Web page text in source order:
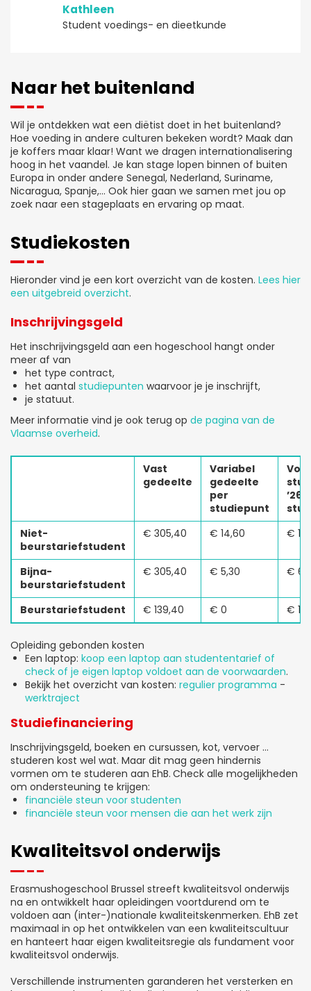
Kathleen
Student voedings- en dieetkunde
Naar het buitenland
Wil je ontdekken wat een diëtist doet in het buitenland?
Hoe voeding in andere culturen bekeken wordt? Maak dan
je koffers maar klaar! Want we dragen internationalisering
hoog in het vaandel. Je kan stage lopen binnen of buiten
Europa in onder andere Senegal, Nederland, Suriname,
Nicaragua, Spanje,... Ook hier gaan we samen met jou op
zoek naar een stageplaats en ervaring op maat.
Studiekosten
Hieronder vind je een kort overzicht van de kosten. Lees hier
een uitgebreid overzicht.
Inschrijvingsgeld
Het inschrijvingsgeld aan een hogeschool hangt onder
meer af van
het type contract,
het aantal studiepunten waarvoor je je inschrijft,
je statuut.
Meer informatie vind je ook terug op de pagina van de
Vlaamse overheid.
Vast
gedeelte
Variabel
gedeelte
per
studiepunt
’26-
Niet-
beurstariefstudent
€ 305,40 € 14,60 €
Bijna-
beurstariefstudent
€ 305,40 € 5,30 €
Beurstariefstudent € 139,40 € 0 €
Opleiding gebonden kosten
Een laptop: koop een laptop aan studententarief of
check of je eigen laptop voldoet aan de voorwaarden.
Bekijk het overzicht van kosten: regulier programma -
werktraject
Studiefinanciering
Inschrijvingsgeld, boeken en cursussen, kot, vervoer …
studeren kost wel wat. Maar dit mag geen hindernis
vormen om te studeren aan EhB. Check alle mogelijkheden
om ondersteuning te krijgen:
financiële steun voor studenten
financiële steun voor mensen die aan het werk zijn
Kwaliteitsvol onderwijs
Erasmushogeschool Brussel streeft kwaliteitsvol onderwijs
na en ontwikkelt haar opleidingen voortdurend om te
voldoen aan (inter-)nationale kwaliteitskenmerken. EhB zet
maximaal in op het ontwikkelen van een kwaliteitscultuur
en hanteert haar eigen kwaliteitsregie als fundament voor
kwaliteitsvol onderwijs.
Verschillende instrumenten garanderen het versterken en